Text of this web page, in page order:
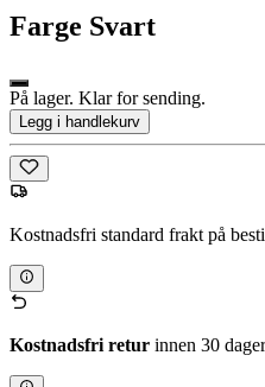
Farge Svart
På lager. Klar for sending.
Legg i handlekurv
Kostnadsfri standard frakt på
Kostnadsfri retur innen 30